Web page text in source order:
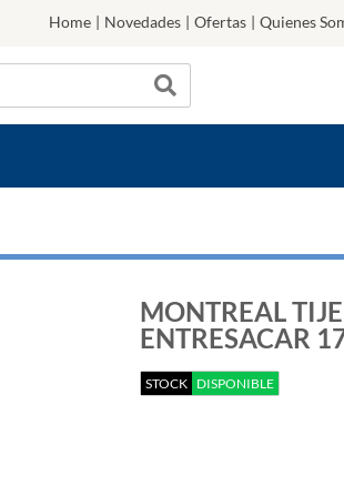
Home | Novedades | Ofertas | Quienes
MONTREAL
ENTRESACAR
STOCK DISPONIBLE